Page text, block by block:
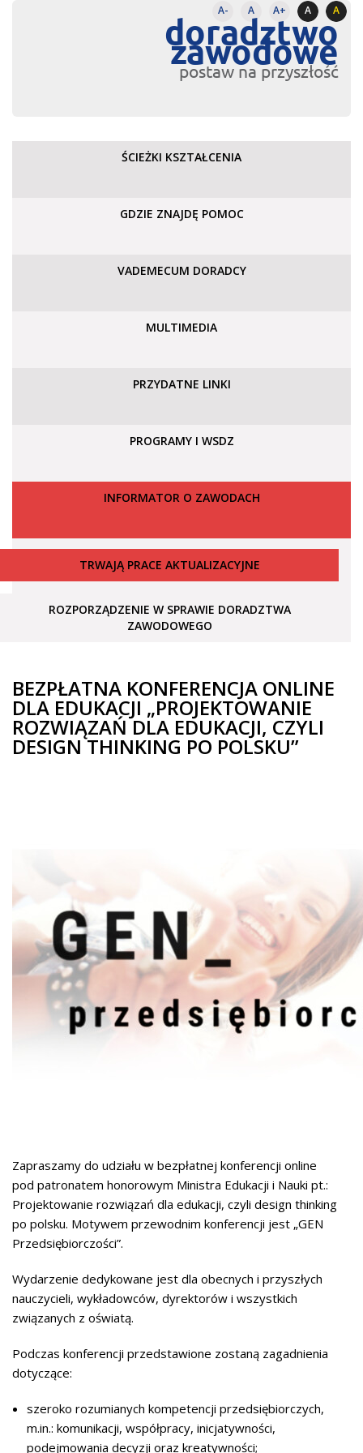
A- A A+ A A
doradztwo
zawodowe
postaw na przyszłość
ŚCIEŻKI KSZTAŁCENIA
GDZIE ZNAJDĘ POMOC
VADEMECUM DORADCY
MULTIMEDIA
PRZYDATNE LINKI
PROGRAMY I WSDZ
INFORMATOR O ZAWODACH
TRWAJĄ PRACE AKTUALIZACYJNE
ROZPORZĄDZENIE W SPRAWIE DORADZTWA
ZAWODOWEGO
BEZPŁATNA KONFERENCJA ONLINE
DLA EDUKACJI „PROJEKTOWANIE
ROZWIĄZAŃ DLA EDUKACJI, CZYLI
DESIGN THINKING PO POLSKU”
Zapraszamy do udziału w bezpłatnej konferencji online
pod patronatem honorowym Ministra Edukacji i Nauki pt.:
Projektowanie rozwiązań dla edukacji, czyli design thinking
po polsku. Motywem przewodnim konferencji jest „GEN
Przedsiębiorczości”.
Wydarzenie dedykowane jest dla obecnych i przyszłych
nauczycieli, wykładowców, dyrektorów i wszystkich
związanych z oświatą.
Podczas konferencji przedstawione zostaną zagadnienia
dotyczące:
szeroko rozumianych kompetencji przedsiębiorczych,
m.in.: komunikacji, współpracy, inicjatywności,
podejmowania decyzji oraz kreatywności;